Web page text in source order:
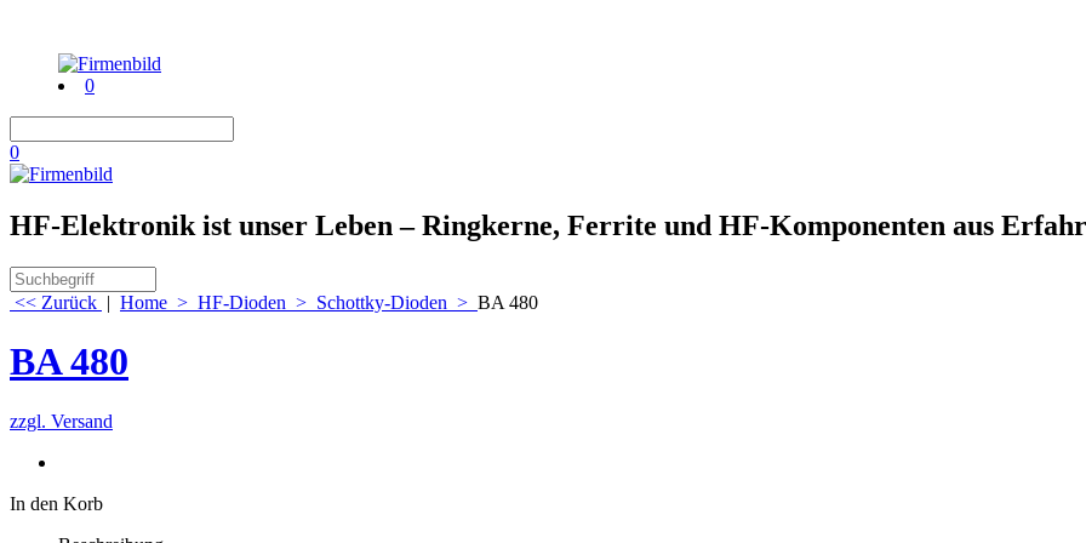
0
0
HF-Elektronik ist unser Leben – Ringkerne, Ferrite und HF-Komponenten aus
<< Zurück | Home > HF-Dioden > Schottky-Dioden > BA 480
BA 480
zzgl. Versand
In den Korb